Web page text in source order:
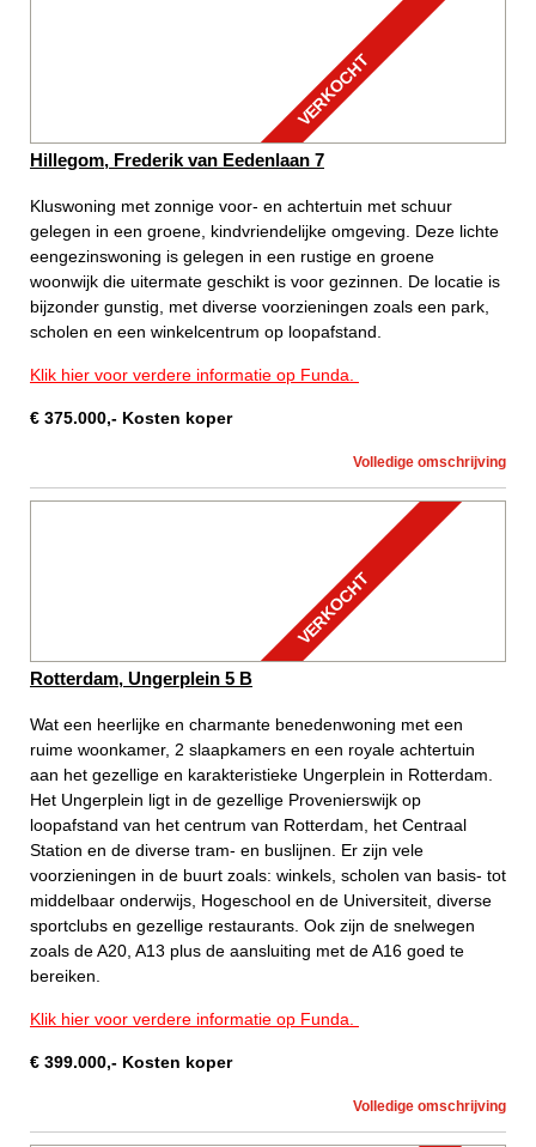
VERKOCHT
Hillegom, Frederik van Eedenlaan 7
Kluswoning met zonnige voor- en achtertuin met schuur
gelegen in een groene, kindvriendelijke omgeving. Deze lichte
eengezinswoning is gelegen in een rustige en groene
woonwijk die uitermate geschikt is voor gezinnen. De locatie is
bijzonder gunstig, met diverse voorzieningen zoals een park,
scholen en een winkelcentrum op loopafstand.
Klik hier voor verdere informatie op Funda.
€ 375.000,- Kosten koper
Volledige omschrijving
VERKOCHT
Rotterdam, Ungerplein 5 B
Wat een heerlijke en charmante benedenwoning met een
ruime woonkamer, 2 slaapkamers en een royale achtertuin
aan het gezellige en karakteristieke Ungerplein in Rotterdam.
Het Ungerplein ligt in de gezellige Provenierswijk op
loopafstand van het centrum van Rotterdam, het Centraal
Station en de diverse tram- en buslijnen. Er zijn vele
voorzieningen in de buurt zoals: winkels, scholen van basis- tot
middelbaar onderwijs, Hogeschool en de Universiteit, diverse
sportclubs en gezellige restaurants. Ook zijn de snelwegen
zoals de A20, A13 plus de aansluiting met de A16 goed te
bereiken.
Klik hier voor verdere informatie op Funda.
€ 399.000,- Kosten koper
Volledige omschrijving